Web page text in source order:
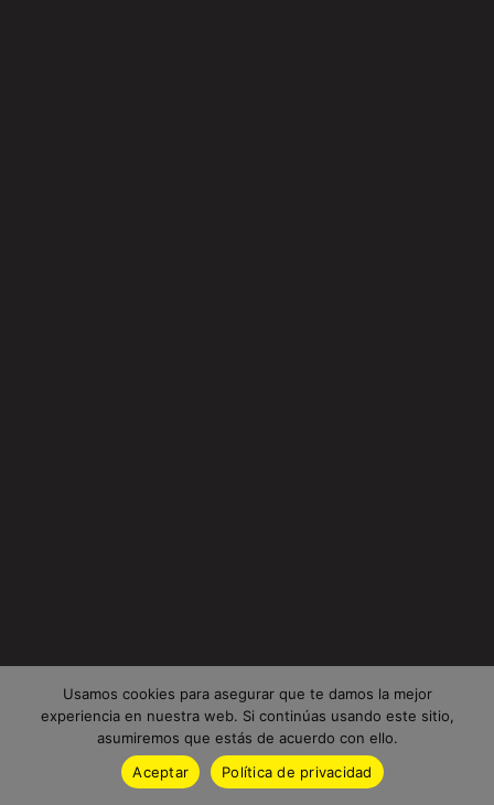
Usamos cookies para asegurar que te damos la mejor
experiencia en nuestra web. Si continúas usando este sitio,
asumiremos que estás de acuerdo con ello.
Aceptar
Política de privacidad